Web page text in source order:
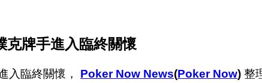
牌手進入臨終關懷
入臨終關懷， Poker Now News(Poker Now) 整